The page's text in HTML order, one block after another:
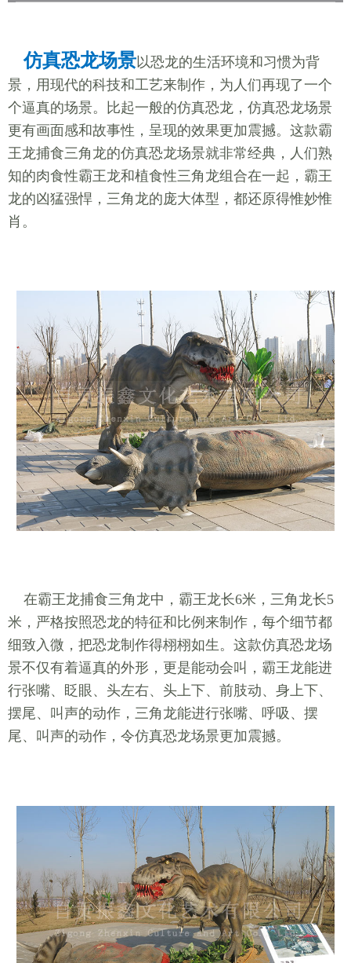
仿真恐龙场景以恐龙的生活环境和习惯为背
景，用现代的科技和工艺来制作，为人们再现了一个
个逼真的场景。比起一般的仿真恐龙，仿真恐龙场景
更有画面感和故事性，呈现的效果更加震撼。这款霸
王龙捕食三角龙的仿真恐龙场景就非常经典，人们熟
知的肉食性霸王龙和植食性三角龙组合在一起，霸王
龙的凶猛强悍，三角龙的庞大体型，都还原得惟妙惟
肖。
在霸王龙捕食三角龙中，霸王龙长6米，三角龙长5
米，严格按照恐龙的特征和比例来制作，每个细节都
细致入微，把恐龙制作得栩栩如生。这款仿真恐龙场
景不仅有着逼真的外形，更是能动会叫，霸王龙能进
行张嘴、眨眼、头左右、头上下、前肢动、身上下、
摆尾、叫声的动作，三角龙能进行张嘴、呼吸、摆
尾、叫声的动作，令仿真恐龙场景更加震撼。